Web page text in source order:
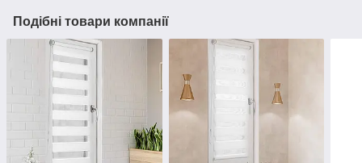
Подібні товари компанії